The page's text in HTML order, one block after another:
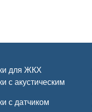
для ЖКХ
с акустическим
с датчиком